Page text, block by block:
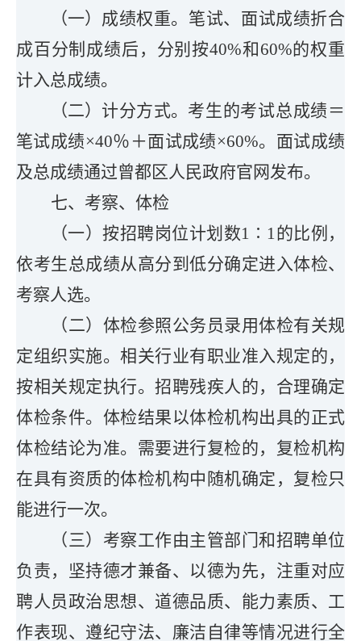
（一） 成绩权重。 笔试、面试成绩折合
成百分制成绩后，分别按40%和60%的权重
计入总成绩。
（二） 计分方式。 考生的考试总成绩＝
笔试成绩×40％＋面试成绩×60%。面试成绩
及总成绩通过曾都区人民政府官网发布。
七、考察、体检
（一）按招聘岗位计划数1∶1的比例，
依考生总成绩从高分到低分确定进入体检、
考察人选。
（二）体检参照公务员录用体检有关规
定组织实施。相关行业有职业准入规定的，
按相关规定执行。招聘残疾人的，合理确定
体检条件。体检结果以体检机构出具的正式
体检结论为准。需要进行复检的，复检机构
在具有资质的体检机构中随机确定，复检只
能进行一次。
（三）考察工作由主管部门和招聘单位
负责，坚持德才兼备、以德为先，注重对应
聘人员政治思想、道德品质、能力素质、工
作表现、遵纪守法、廉洁自律等情况进行全